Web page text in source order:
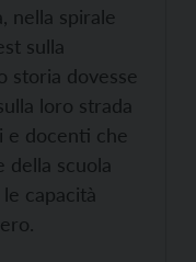
nella spirale
sulla
storia dovesse
loro strada
e docenti che
della scuola
capacità